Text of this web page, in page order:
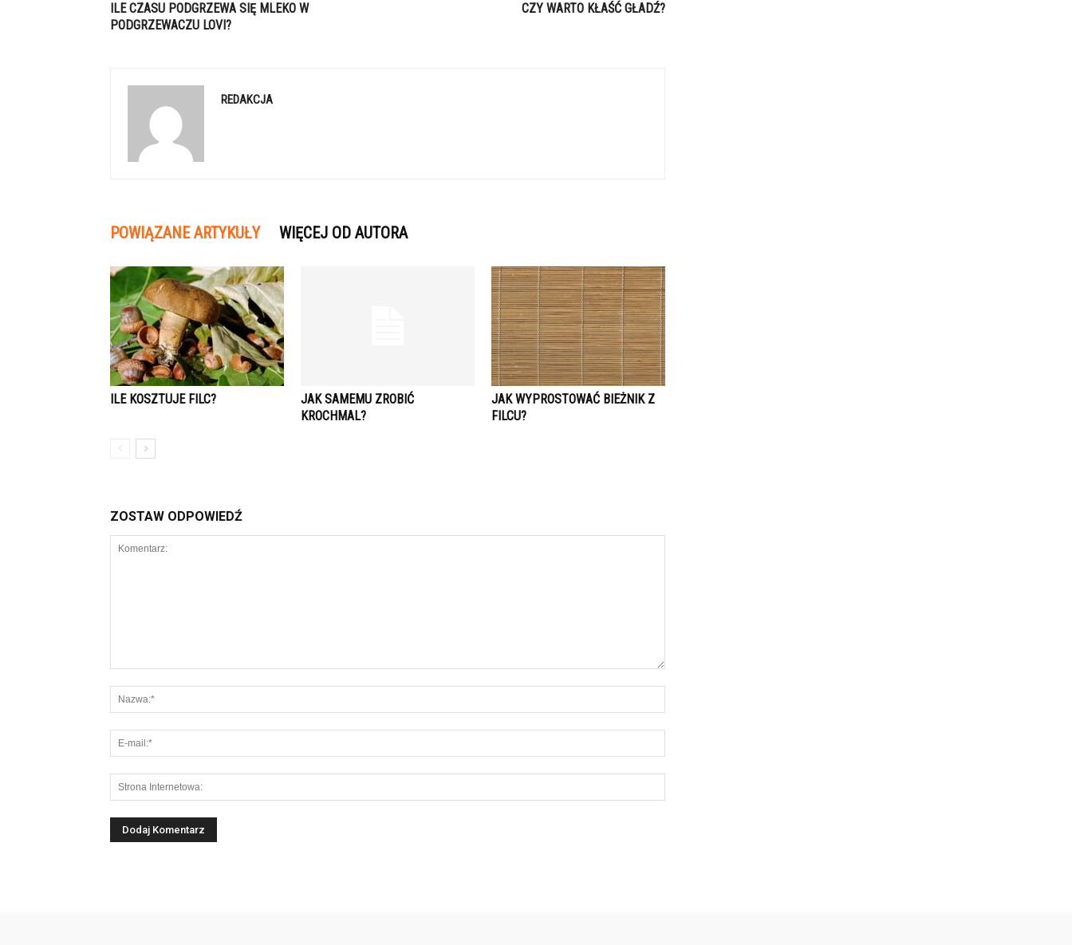
ILE CZASU PODGRZEWA SIĘ MLEKO W
PODGRZEWACZU LOVI?
CZY WARTO KŁAŚĆ GŁADŹ?
REDAKCJA
POWIĄZANE ARTYKUŁY WIĘCEJ OD AUTORA
ILE KOSZTUJE FILC?
JAK SAMEMU ZROBIĆ
KROCHMAL?
JAK WYPROSTOWAĆ BIEŻNIK Z
FILCU?
ZOSTAW ODPOWIEDŹ